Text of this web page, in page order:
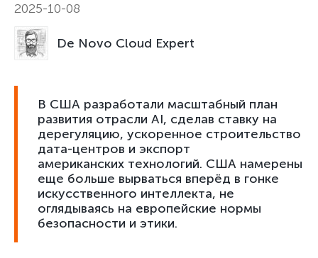
2025-10-08
De Novo Cloud Expert
В США разработали масштабный план
развития отрасли AI, сделав ставку на
дерегуляцию, ускоренное строительство
дата-центров и экспорт
американских технологий. США намерены
еще больше вырваться вперёд в гонке
искусственного интеллекта, не
оглядываясь на европейские нормы
безопасности и этики.